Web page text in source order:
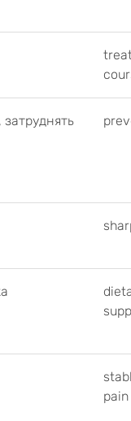
затруднять
pain